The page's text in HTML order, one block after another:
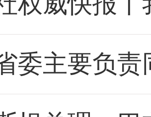
委主要负